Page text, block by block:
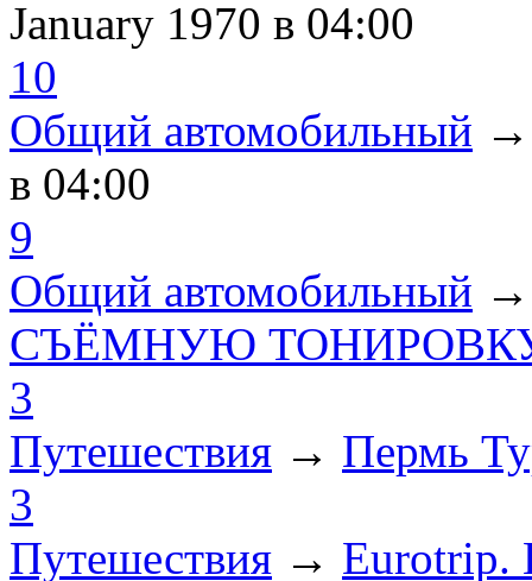
January 1970 в 04:00
10
Общий автомобильный
в 04:00
9
Общий автомобильный
СЪЁМНУЮ
3
Путешествия → Пермь
3
Путешествия → Eurotrip.